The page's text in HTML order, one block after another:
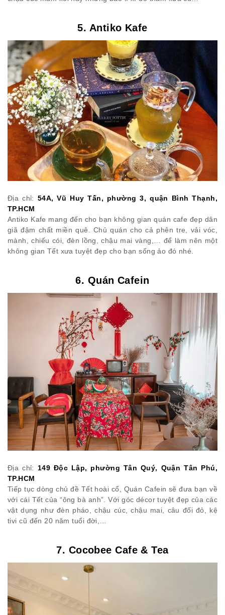
5. Antiko Kafe
Địa chỉ: 54A, Vũ Huy Tấn, phường 3, quận Bình Thạnh,
TP.HCM
Antiko Kafe mang đến cho bạn không gian quán cafe đẹp dân
giã đậm chất miền quê. Chủ quán cho cả phên tre, vải vóc,
mành, chiếu cói, đèn lồng, chậu mai vàng,… để làm nên một
không gian Tết xưa tuyệt đẹp cho bạn sống ảo đó nhé.
6. Quán Cafein
Địa chỉ: 149 Độc Lập, phường Tân Quý, Quận Tân Phú,
TP.HCM
Tiếp tục dòng chủ đề Tết hoài cổ, Quán Cafein sẽ đưa bạn về
với cái Tết của “ông bà anh”. Với góc décor tuyệt đẹp của các
vật dụng như đèn pháo, chậu cúc, chậu mai, câu đối đỏ, kệ
tivi cũ đến 20 năm tuổi đời,…
7. Cocobee Cafe & Tea